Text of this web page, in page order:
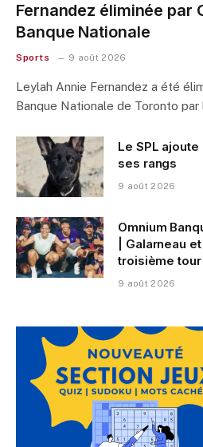
Fernandez éliminée par
Banque Nationale
Sports 9 août 2026
Leylah Annie Fernandez a été
Banque Nationale de Toronto par
Le SPL
ses rangs
9 août 2026
Omnium
| Galarneau
troisième
9 août 2026